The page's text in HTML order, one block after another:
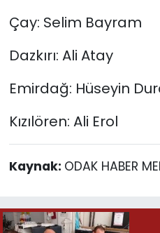
Çay: Selim Bayram
Dazkırı: Ali Atay
Emirdağ: Hüseyin
Kızılören: Ali Erol
Kaynak: ODAK HABER